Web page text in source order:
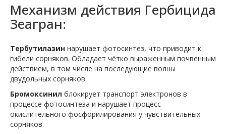
Механизм действия Гербицида
Зеагран:
Тербутилазин нарушает фотосинтез, что приводит к
гибели сорняков. Обладает чётко выраженным почвенным
действием, в том числе на последующие волны
двудольных сорняков.
Бромоксинил блокирует транспорт электронов в
процессе фотосинтеза и нарушает процесс
окислительного фосфорилирования у чувствительных
сорняков.